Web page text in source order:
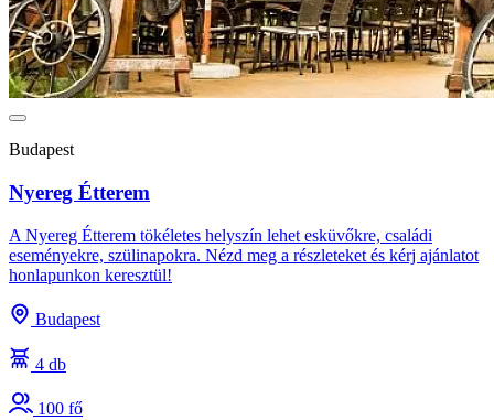
Budapest
Nyereg Étterem
A Nyereg Étterem tökéletes helyszín lehet esküvőkre, családi
eseményekre, szülinapokra. Nézd meg a részleteket és kérj ajánlatot
honlapunkon keresztül!
Budapest
4 db
100 fő